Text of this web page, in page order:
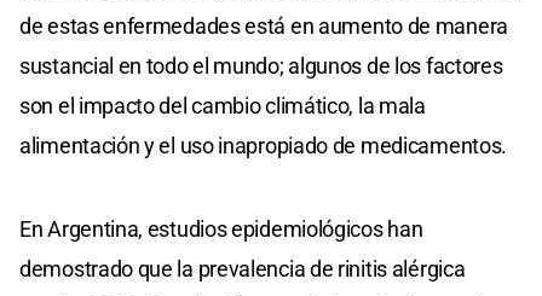
de estas enfermedades está en aumento de manera
sustancial en todo el mundo; algunos de los factores
son el impacto del cambio climático, la mala
alimentación y el uso inapropiado de medicamentos.
En Argentina, estudios epidemiológicos han
demostrado que la prevalencia de rinitis alérgica